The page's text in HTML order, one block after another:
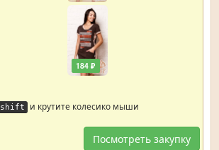
184 ₽
shift и крутите колесико мыши
Посмотреть закупку